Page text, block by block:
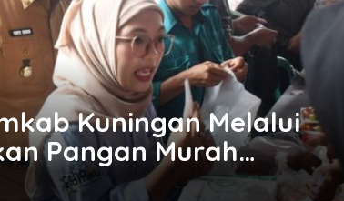
Kuningan Melalui
Pangan Murah